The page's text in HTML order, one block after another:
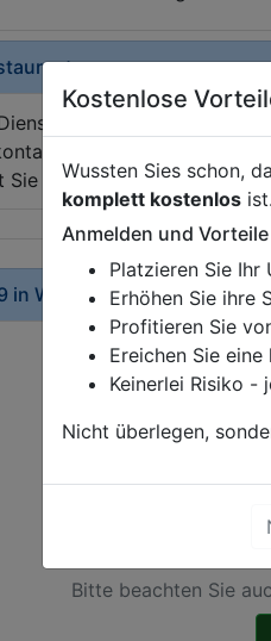
oder andere
Gerne
sich von Ihren
in Wien
Durch Aktivierung
IP-
Bitte beachten Sie
Kostenlose
Wussten Sies schon,
komplett kostenlos
Anmelden und
Platzieren Sie Ihr
Erhöhen Sie ihre
Profitieren Sie
Ereichen Sie
Keinerlei Risiko -
Nicht überlegen,